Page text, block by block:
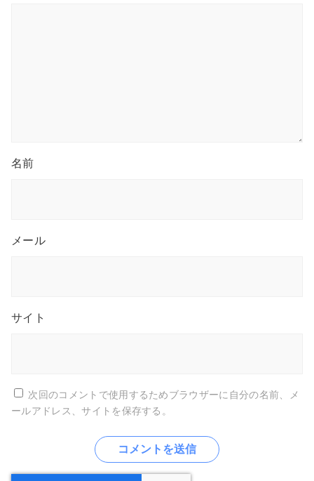
名前
メール
サイト
次回のコメントで使用するためブラウザーに自分の名前、メ
ールアドレス、サイトを保存する。